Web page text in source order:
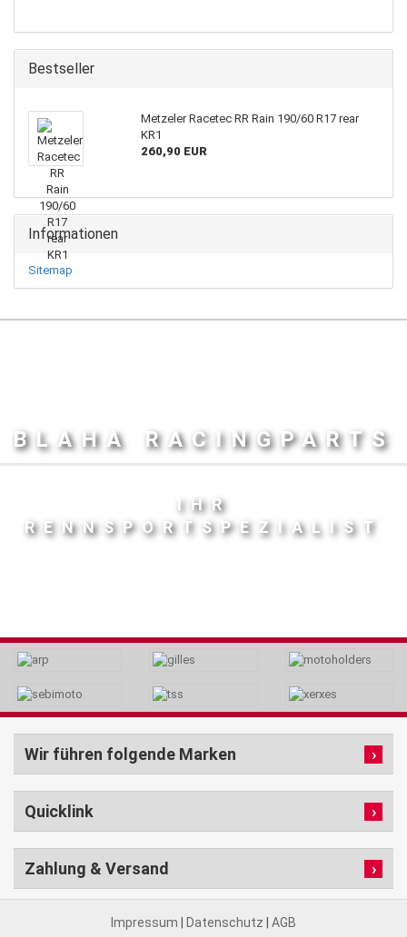
Bestseller
Metzeler Racetec RR Rain 190/60 R17 rear
KR1
260,90 EUR
Informationen
Sitemap
BLAHA RACINGPARTS
IHR
RENNSPORTSPEZIALIST
Wir führen folgende Marken
Quicklink
Zahlung & Versand
Impressum Datenschutz AGB